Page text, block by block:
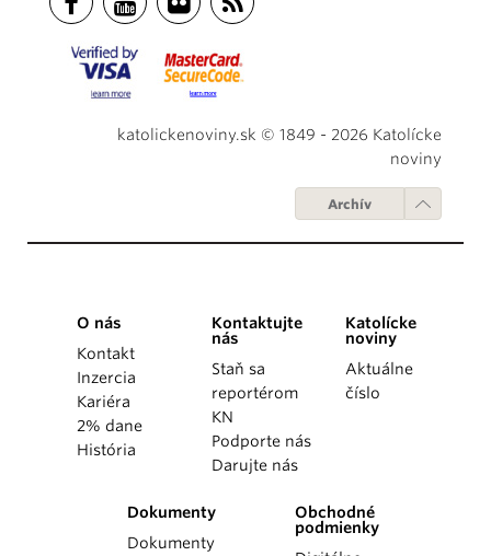
katolickenoviny.sk © 1849 - 2026 Katolícke
noviny
Archív
O nás
Kontakt
Inzercia
Kariéra
2% dane
História
Kontaktujte
nás
Staň sa
reportérom
KN
Podporte nás
Darujte nás
Katolícke
noviny
Aktuálne
číslo
Dokumenty
Dokumenty
Obchodné
podmienky